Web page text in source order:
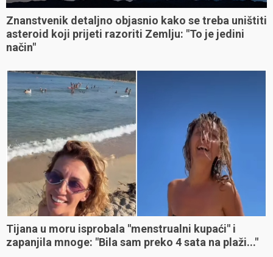
Znanstvenik detaljno objasnio kako se treba uništiti
asteroid koji prijeti razoriti Zemlju: "To je jedini
način"
Tijana u moru isprobala "menstrualni kupaći" i
zapanjila mnoge: "Bila sam preko 4 sata na plaži..."